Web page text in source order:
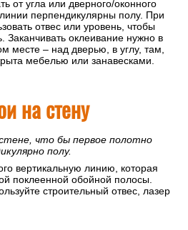
от угла или дверного/оконного
перпендикулярны полу. При
отвес или уровень, чтобы
Заканчивать оклеивание нужно в
месте – над дверью, в углу, там,
мебелью или занавесками.
на стену
что бы первое полотно
полу.
вертикальную линию, которая
поклеенной обойной полосы.
строительный отвес, лазер